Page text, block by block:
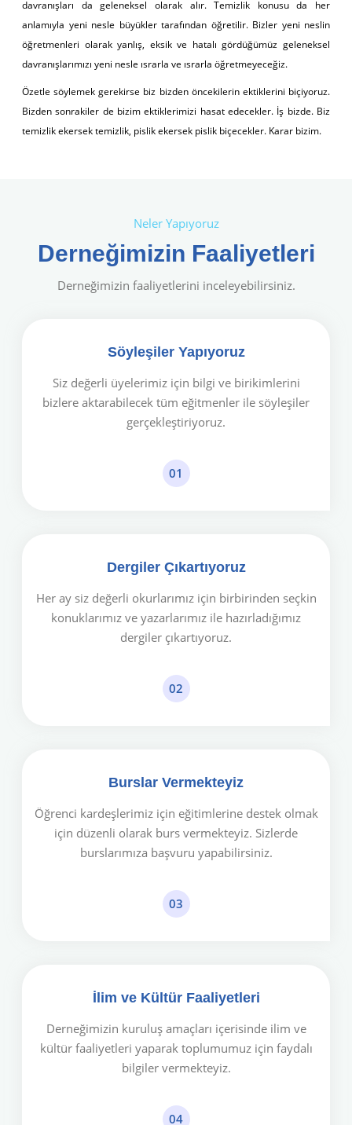
davranışları da geleneksel olarak alır. Temizlik konusu da her
anlamıyla yeni nesle büyükler tarafından öğretilir. Bizler yeni neslin
öğretmenleri olarak yanlış, eksik ve hatalı gördüğümüz geleneksel
davranışlarımızı yeni nesle ısrarla ve ısrarla öğretmeyeceğiz.
Özetle söylemek gerekirse biz bizden öncekilerin ektiklerini biçiyoruz.
Bizden sonrakiler de bizim ektiklerimizi hasat edecekler. İş bizde. Biz
temizlik ekersek temizlik, pislik ekersek pislik biçecekler. Karar bizim.
Neler Yapıyoruz
Derneğimizin Faaliyetleri
Derneğimizin faaliyetlerini inceleyebilirsiniz.
Söyleşiler Yapıyoruz
Siz değerli üyelerimiz için bilgi ve birikimlerini
bizlere aktarabilecek tüm eğitmenler ile söyleşiler
gerçekleştiriyoruz.
01
Dergiler Çıkartıyoruz
Her ay siz değerli okurlarımız için birbirinden seçkin
konuklarımız ve yazarlarımız ile hazırladığımız
dergiler çıkartıyoruz.
02
Burslar Vermekteyiz
Öğrenci kardeşlerimiz için eğitimlerine destek olmak
için düzenli olarak burs vermekteyiz. Sizlerde
burslarımıza başvuru yapabilirsiniz.
03
İlim ve Kültür Faaliyetleri
Derneğimizin kuruluş amaçları içerisinde ilim ve
kültür faaliyetleri yaparak toplumumuz için faydalı
bilgiler vermekteyiz.
04